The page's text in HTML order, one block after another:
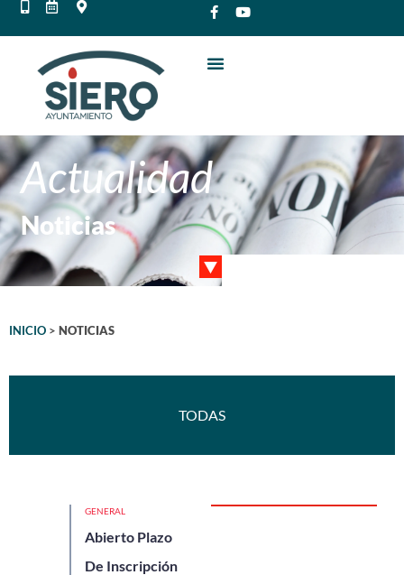
Actualidad
Noticias
INICIO > NOTICIAS
TODAS
GENERAL
Abierto Plazo
De Inscripción